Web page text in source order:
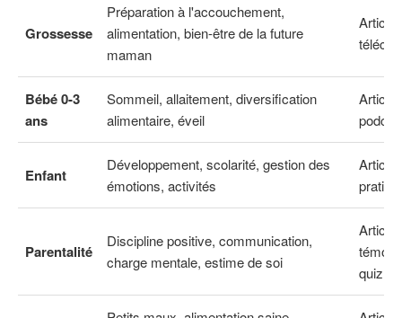
Grossesse
Préparation à l'accouchement,
alimentation, bien-être de la future
maman
Bébé 0-3
ans
Sommeil, allaitement, diversification
alimentaire, éveil
Enfant
Développement, scolarité, gestion des
émotions, activités
Parentalité
Discipline positive, communication,
charge mentale, estime de soi
quiz